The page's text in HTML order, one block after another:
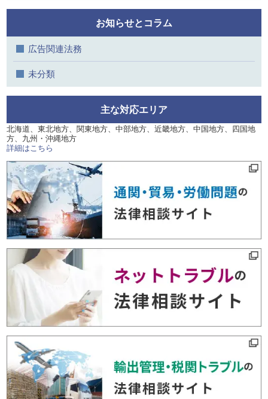
お知らせとコラム
広告関連法務
未分類
主な対応エリア
北海道、東北地方、関東地方、中部地方、近畿地方、中国地方、四国地
方、九州・沖縄地方
詳細はこちら